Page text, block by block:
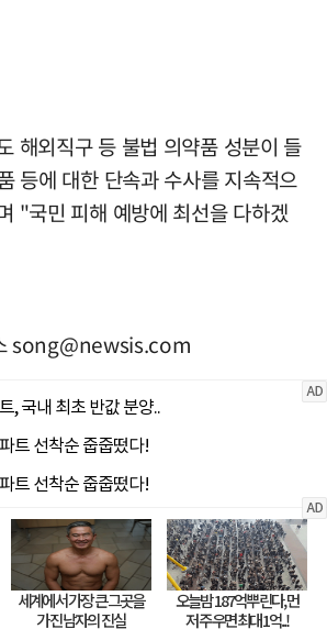
해외직구 등 불법 의약품 성분이 들
등에 대한 단속과 수사를 지속적으
"국민 피해 예방에 최선을 다하겠
song@newsis.com